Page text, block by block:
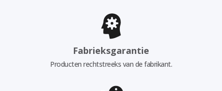
Fabrieksgarantie
Producten rechtstreeks van de fabrikant.